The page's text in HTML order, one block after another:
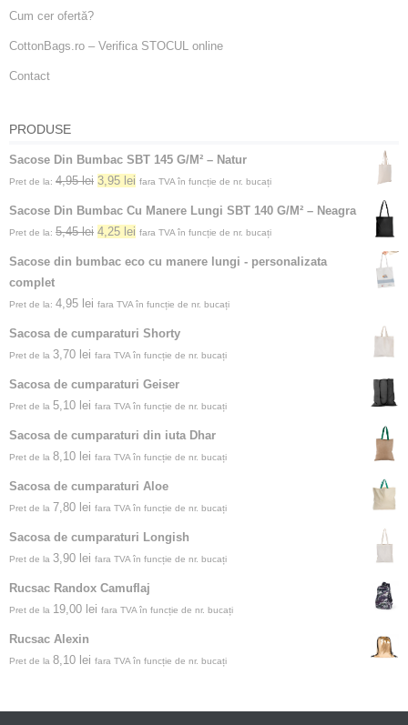
Cum cer ofertă?
CottonBags.ro – Verifica STOCUL online
Contact
PRODUSE
Sacose Din Bumbac SBT 145 G/M² – Natur
Pret de la: 4,95lei 3,95 lei fara TVA în funcție de nr. bucați
Sacose Din Bumbac Cu Manere Lungi SBT 140 G/M² – Neagra
Pret de la: 5,45lei 4,25 lei fara TVA în funcție de nr. bucați
Sacose din bumbac eco cu manere lungi - personalizata
complet
Pret de la: 4,95 lei fara TVA în funcție de nr. bucați
Sacosa de cumparaturi Shorty
Pret de la 3,70 lei fara TVA în funcție de nr. bucați
Sacosa de cumparaturi Geiser
Pret de la 5,10 lei fara TVA în funcție de nr. bucați
Sacosa de cumparaturi din iuta Dhar
Pret de la 8,10 lei fara TVA în funcție de nr. bucați
Sacosa de cumparaturi Aloe
Pret de la 7,80 lei fara TVA în funcție de nr. bucați
Sacosa de cumparaturi Longish
Pret de la 3,90 lei fara TVA în funcție de nr. bucați
Rucsac Randox Camuflaj
Pret de la 19,00 lei fara TVA în funcție de nr. bucați
Rucsac Alexin
Pret de la 8,10 lei fara TVA în funcție de nr. bucați